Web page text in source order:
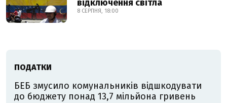
відключення світла
8 СЕРПНЯ, 18:00
ПОДАТКИ
БЕБ змусило комунальників відшкодувати
до бюджету понад 13,7 мільйона гривень